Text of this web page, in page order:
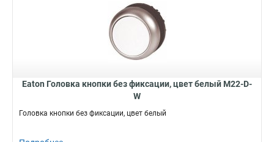
Eaton Головка кнопки без фиксации, цвет белый M22-D-
W
Головка кнопки без фиксации, цвет белый